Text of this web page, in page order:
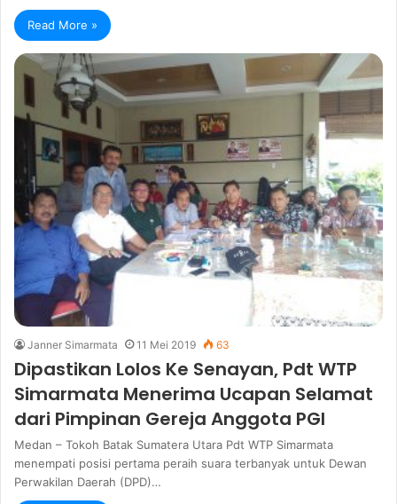
Read More »
Janner Simarmata 11 Mei 2019 63
Dipastikan Lolos Ke Senayan, Pdt WTP
Simarmata Menerima Ucapan Selamat
dari Pimpinan Gereja Anggota PGI
Medan – Tokoh Batak Sumatera Utara Pdt WTP Simarmata
menempati posisi pertama peraih suara terbanyak untuk Dewan
Perwakilan Daerah (DPD)…